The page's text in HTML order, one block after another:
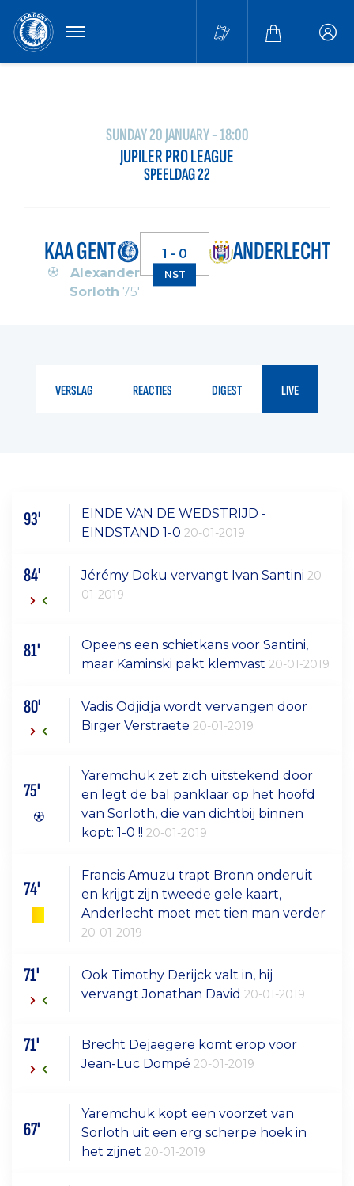
MENU
SUNDAY 20 JANUARY - 18:00
JUPILER PRO LEAGUE
SPEELDAG 22
KAA GENT
Alexander
Sorloth 75'
1 - 0
NST
ANDERLECHT
VERSLAG REACTIES DIGEST LIVE
93'
EINDE VAN DE WEDSTRIJD -
EINDSTAND 1-020-01-2019
84' Jérémy Doku vervangt Ivan Santini20-
01-2019
81'
Opeens een schietkans voor Santini,
maar Kaminski pakt klemvast20-01-2019
80'
Vadis Odjidja wordt vervangen door
Birger Verstraete20-01-2019
75'
Yaremchuk zet zich uitstekend door
en legt de bal panklaar op het hoofd
van Sorloth, die van dichtbij binnen
kopt: 1-0 !!20-01-2019
74'
Francis Amuzu trapt Bronn onderuit
en krijgt zijn tweede gele kaart,
Anderlecht moet met tien man verder
20-01-2019
71'
Ook Timothy Derijck valt in, hij
vervangt Jonathan David20-01-2019
71'
Brecht Dejaegere komt erop voor
Jean-Luc Dompé20-01-2019
67'
Yaremchuk kopt een voorzet van
Sorloth uit een erg scherpe hoek in
het zijnet20-01-2019